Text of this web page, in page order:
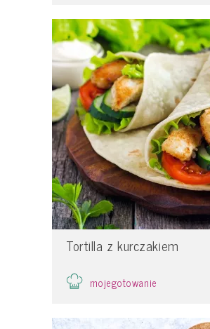
Tortilla z kurczakiem
mojegotowanie